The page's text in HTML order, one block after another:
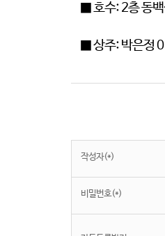
■ 호수: 2층 동
■ 상주: 박은
작성자(*)
비밀번호(*)